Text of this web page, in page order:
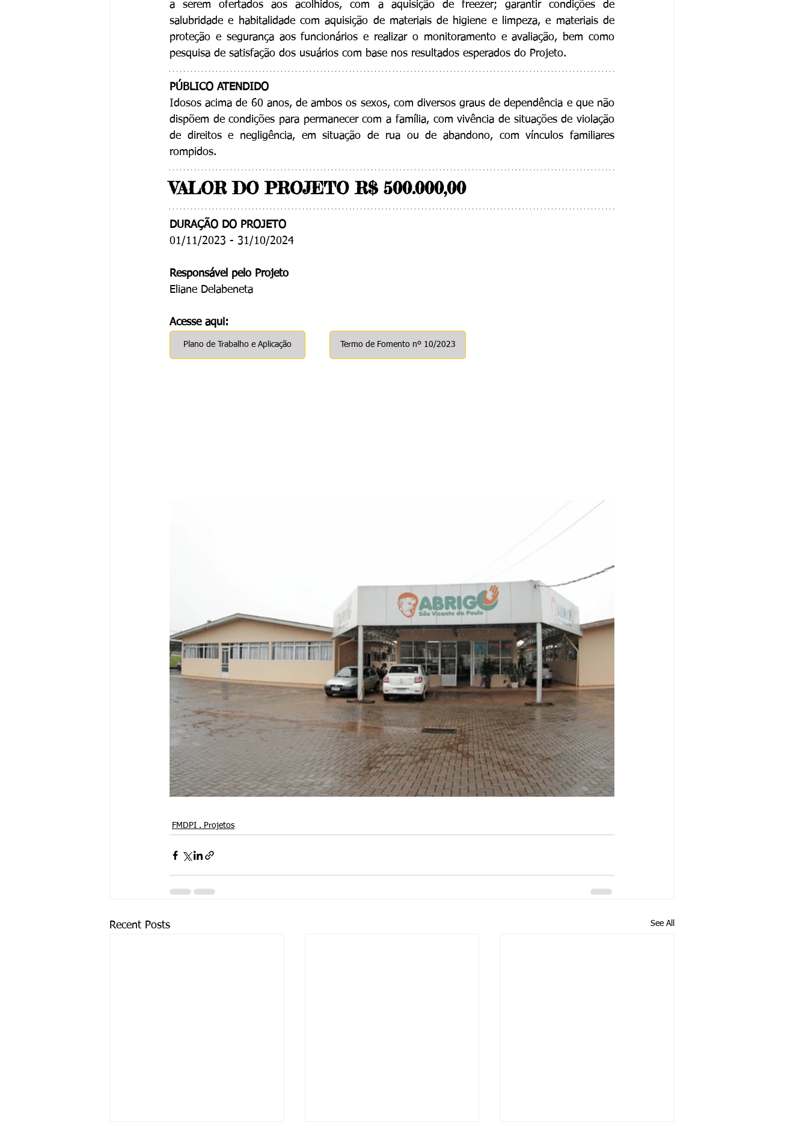
a serem ofertados aos acolhidos, com a aquisição de freezer; garantir condições de
salubridade e habitalidade com aquisição de materiais de higiene e limpeza, e materiais de
proteção e segurança aos funcionários e realizar o monitoramento e avaliação, bem como
pesquisa de satisfação dos usuários com base nos resultados esperados do Projeto.
PÚBLICO ATENDIDO
Idosos acima de 60 anos, de ambos os sexos, com diversos graus de dependência e que não
dispõem de condições para permanecer com a família, com vivência de situações de violação
de direitos e negligência, em situação de rua ou de abandono, com vínculos familiares
rompidos.
VALOR DO PROJETO R$ 500.000,00
DURAÇÃO DO PROJETO
01/11/2023 - 31/10/2024
Responsável pelo Projeto
Eliane Delabeneta
Acesse aqui:
Plano de Trabalho e Aplicação Termo de Fomento nº 10/2023
FMDPI . Projetos
Recent Posts See All